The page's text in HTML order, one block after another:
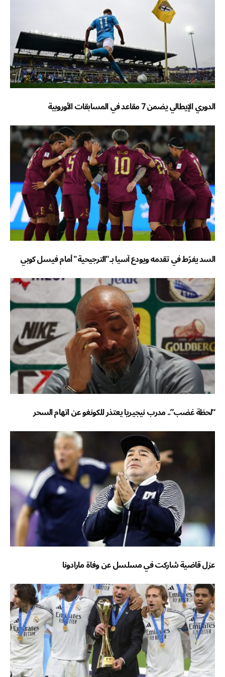
الدوري الإيطالي يضمن 7 مقاعد في المسابقات الأوروبية
السد يفرّط في تقدمه ويودع آسيا بـ"الترجيحية" أمام فيسل كوبي
“لحظة غضب”.. مدرب نيجيريا يعتذر للكونغو عن اتهام السحر
عزل قاضية شاركت في مسلسل عن وفاة مارادونا